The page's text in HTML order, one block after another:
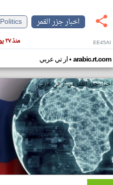
اخبار جزر القمر
Politics
منذ ٢٧ يوم EE45AI
ار تي عربي• arabic.rt.com
اخبار جزر القمر من ار تي عربي